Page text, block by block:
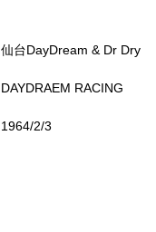
仙台DayDream & Dr Dry
DAYDRAEM RACING
1964/2/3